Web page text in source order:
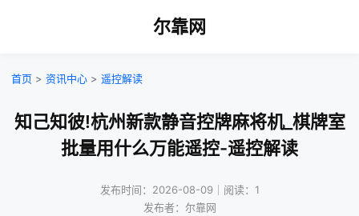
尔靠网
首页 > 资讯中心 > 遥控解读
知己知彼!杭州新款静音控牌麻将机_棋牌室
批量用什么万能遥控-遥控解读
发布时间：2026-08-09｜阅读：1
发布者：尔靠网